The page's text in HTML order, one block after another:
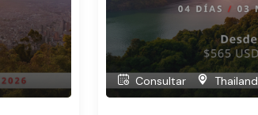
Consultar Thailand